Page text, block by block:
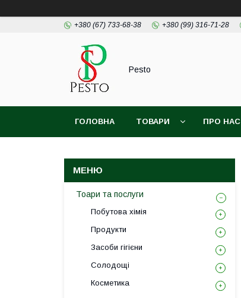
+380 (67) 733-68-38 +380 (99) 316-71-28
Pesto
ГОЛОВНА ТОВАРИ ПРО НАС
Тоари та послуги
Побутова хімія
Продукти
Засоби гігієни
Солодощі
Косметика